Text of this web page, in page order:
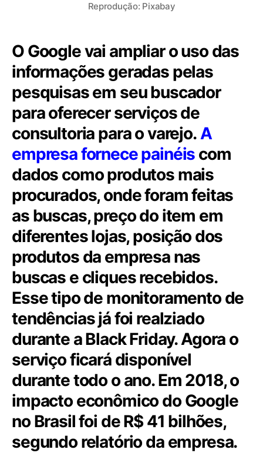
Reprodução: Pixabay
O Google vai ampliar o uso das
informações geradas pelas
pesquisas em seu buscador
para oferecer serviços de
consultoria para o varejo.A
empresa fornece painéis com
dados como produtos mais
procurados, onde foram feitas
as buscas, preço do item em
diferentes lojas, posição dos
produtos da empresa nas
buscas e cliques recebidos.
Esse tipo de monitoramento de
tendências já foi realziado
durante a Black Friday. Agora o
serviço ficará disponível
durante todo o ano. Em 2018, o
impacto econômico do Google
no Brasil foi de R$ 41 bilhões,
segundo relatório da empresa.